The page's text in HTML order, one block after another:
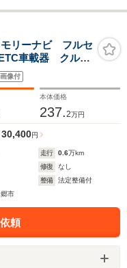
リーナビ フルセ
車載器 クルー
突被害軽減シス
止装置 純正ア
像付
本体価格
237.2万円
30,400円
走行 0.6万km
修復
なし
整備
法定整備付
市
頼